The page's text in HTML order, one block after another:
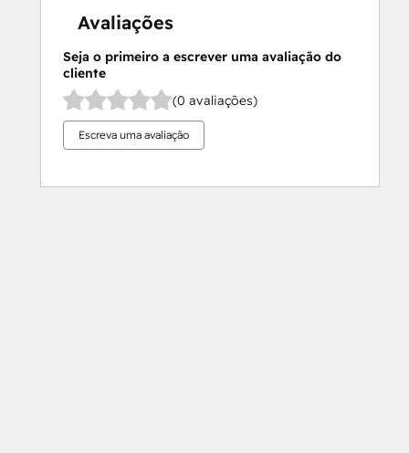
Avaliações
Seja o primeiro a escrever uma avaliação do
cliente
(0 avaliações)
Escreva uma avaliação